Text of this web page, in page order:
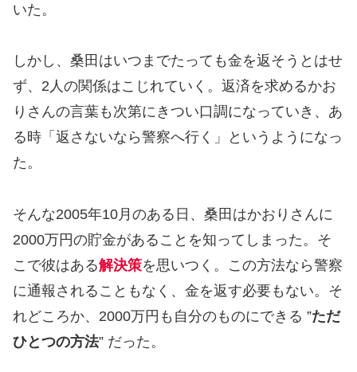
いた。
しかし、桑田はいつまでたっても金を返そうとはせ
ず、2人の関係はこじれていく。返済を求めるかお
りさんの言葉も次第にきつい口調になっていき、あ
る時「返さないなら警察へ行く」というようになっ
た。
そんな2005年10月のある日、桑田はかおりさんに
2000万円の貯金があることを知ってしまった。そ
こで彼はある解決策を思いつく。この方法なら警察
に通報されることもなく、金を返す必要もない。そ
れどころか、2000万円も自分のものにできる ”ただ
ひとつの方法” だった。